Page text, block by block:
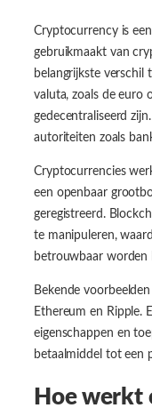
Cryptocurrency is
gebruikmaakt van
belangrijkste
valuta, zoals de euro
gedecentraliseerd
autoriteiten zoals
Cryptocurrencies
een openbaar
geregistreerd.
te manipuleren,
betrouwbaar worden
Bekende
Ethereum en Ripple.
eigenschappen en
betaalmiddel tot een
Hoe werkt